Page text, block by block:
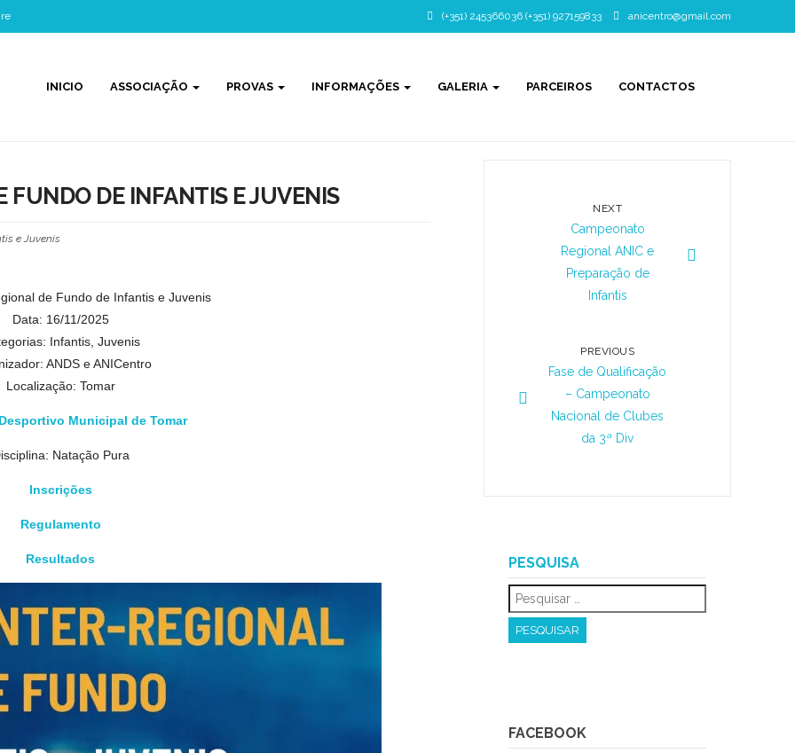
(+351) 245366036 (+351) 927159833 anicentro@gmail.com
INICIO ASSOCIAÇÃO PROVAS INFORMAÇÕES GALERIA PARCEIROS CONTACTOS
FUNDO DE INFANTIS E JUVENIS
e Juvenis
de Fundo de Infantis e Juvenis
Data: 16/11/2025
Infantis, Juvenis
ANDS e ANICentro
Localização: Tomar
Municipal de Tomar
Natação Pura
Inscrições
Regulamento
Resultados
NEXT
Campeonato
Regional ANIC e
Preparação de
Infantis
PREVIOUS
Fase de Qualificação
– Campeonato
Nacional de Clubes
da 3ª Div
PESQUISA
FACEBOOK